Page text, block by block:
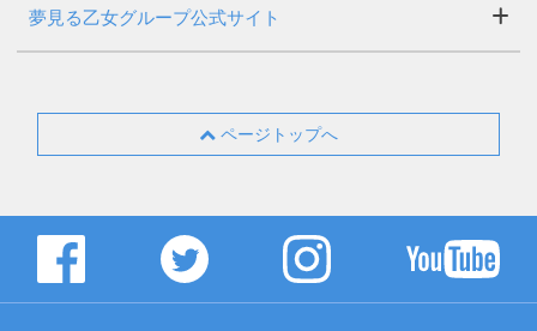
夢見る乙女グループ公式サイト
ページトップへ